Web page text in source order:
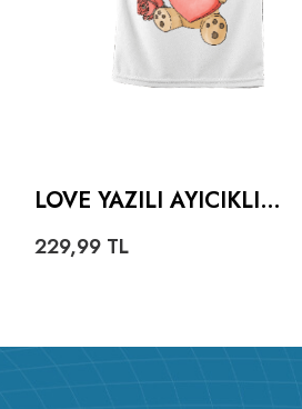
LOVE YAZILI AYICIKLI
229,99 TL